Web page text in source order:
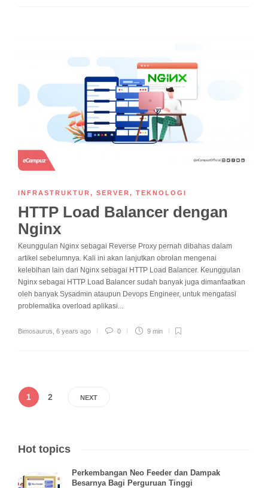
INFRASTRUKTUR, SERVER, TEKNOLOGI
HTTP Load Balancer dengan
Nginx
Keunggulan Nginx sebagai Reverse Proxy pernah dibahas dalam
artikel sebelumnya. Kali ini akan lanjutkan obrolan mengenai
kelebihan lain dari Nginx sebagai HTTP Load Balancer. Keunggulan
Nginx sebagai HTTP Load Balancer sudah banyak juga dimanfaatkan
oleh banyak Sysadmin ataupun Devops Engineer, untuk mengatasi
problematika overload aplikasi...
Bimosaurus 6 years ago 0 9 min
1 2 NEXT
Hot topics
Perkembangan Neo Feeder dan Dampak
Besarnya Bagi Perguruan Tinggi